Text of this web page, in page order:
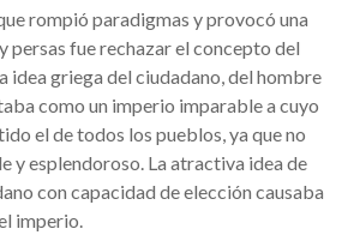
rompió paradigmas y provocó una
persas fue rechazar el concepto del
idea griega del ciudadano, del hombre
como un imperio imparable a cuyo
el de todos los pueblos, ya que no
y esplendoroso. La atractiva idea de
con capacidad de elección causaba
imperio.